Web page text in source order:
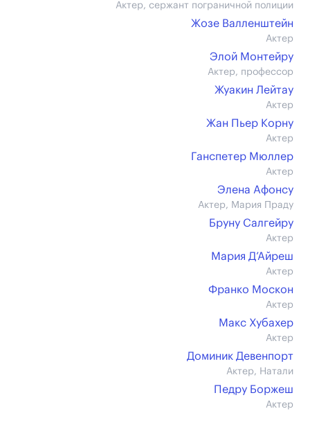
Актер, сержант пограничной полиции
Жозе Валленштейн
Актер
Элой Монтейру
Актер, профессор
Жуакин Лейтау
Актер
Жан Пьер Корну
Актер
Ганспетер Мюллер
Актер
Элена Афонсу
Актер, Мария Праду
Бруну Салгейру
Актер
Мария Д’Айреш
Актер
Франко Москон
Актер
Макс Хубахер
Актер
Доминик Девенпорт
Актер, Натали
Педру Боржеш
Актер